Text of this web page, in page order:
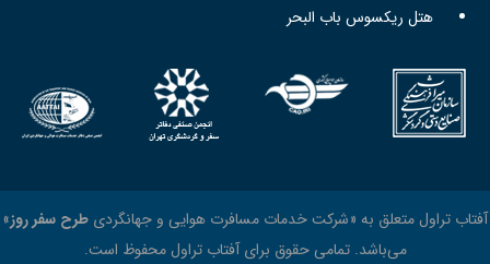
هتل ریکسوس باب البحر
آفتاب تراول متعلق به «شرکت خدمات مسافرت هوایی و جهانگردی طرح سفر روز»
می‌باشد. تمامی حقوق برای آفتاب تراول محفوظ است.